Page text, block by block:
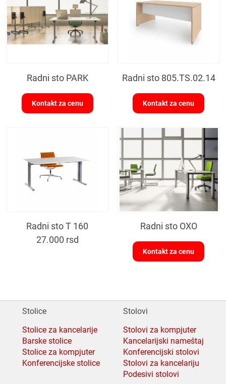
Radni sto PARK
Kontakt za cenu
Radni sto 805.TS.02.14
Kontakt za cenu
Radni sto T 160
27.000 rsd
Radni sto OXO
Kontakt za cenu
Stolice
Stolice za kancelarije
Barske stolice
Stolice za kompjuter
Konferencijske stolice
Stolovi
Stolovi za kompjuter
Kancelarijski nameštaj
Konferencijski stolovi
Stolovi za kancelariju
Podesivi stolovi